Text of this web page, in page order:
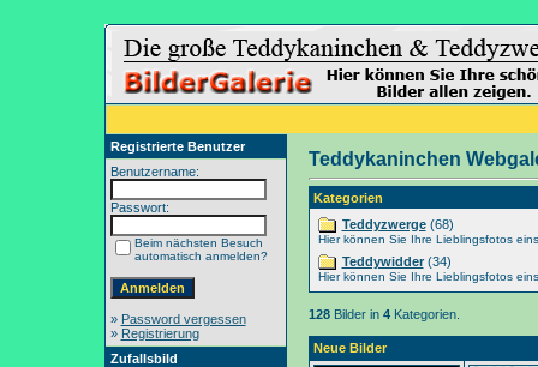
Registrierte Benutzer
Benutzername:
Passwort:
Beim nächsten Besuch
automatisch anmelden?
» Password vergessen
» Registrierung
Zufallsbild
Teddykaninchen
Kategorien
Teddyzwerge(68)
Hier können Sie Ihre Lieblingsfotos
Teddywidder(34)
Hier können Sie Ihre Lieblingsfotos
128Bilder in 4Kategorien.
Neue Bilder